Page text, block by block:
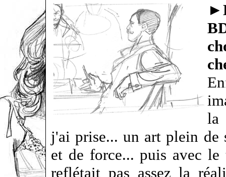
►
la
j'ai prise... un art plein de
et de force... puis avec le
reflétait pas assez la